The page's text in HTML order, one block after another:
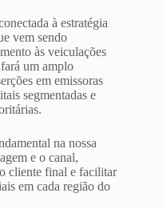
à estratégia
vem sendo
às veiculações
um amplo
em emissoras
segmentadas e
na nossa
e o canal,
cliente final e facilitar
em cada região do